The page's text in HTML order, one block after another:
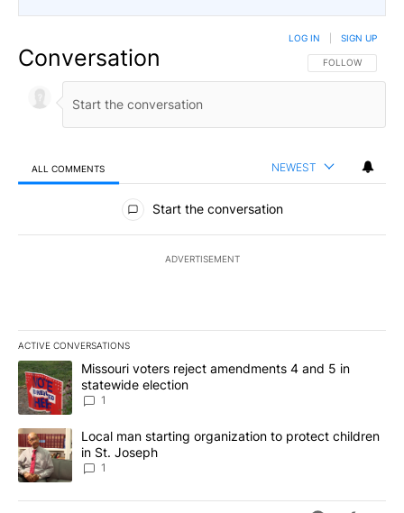
Conversation FOLLOW THIS
FOLLOW
LOG IN SIGN UP
ALL COMMENTS NEWEST
All Comments
Start the conversation
ADVERTISEMENT
ACTIVE CONVERSATIONS
The following is a list of the most commented articles in the last
A trending article titled "Missouri voters reject amendments 4
Missouri voters reject amendments 4 and 5 in
statewide election
1
A trending article titled "Local man starting organization to
Local man starting organization to protect children
in St. Joseph
1